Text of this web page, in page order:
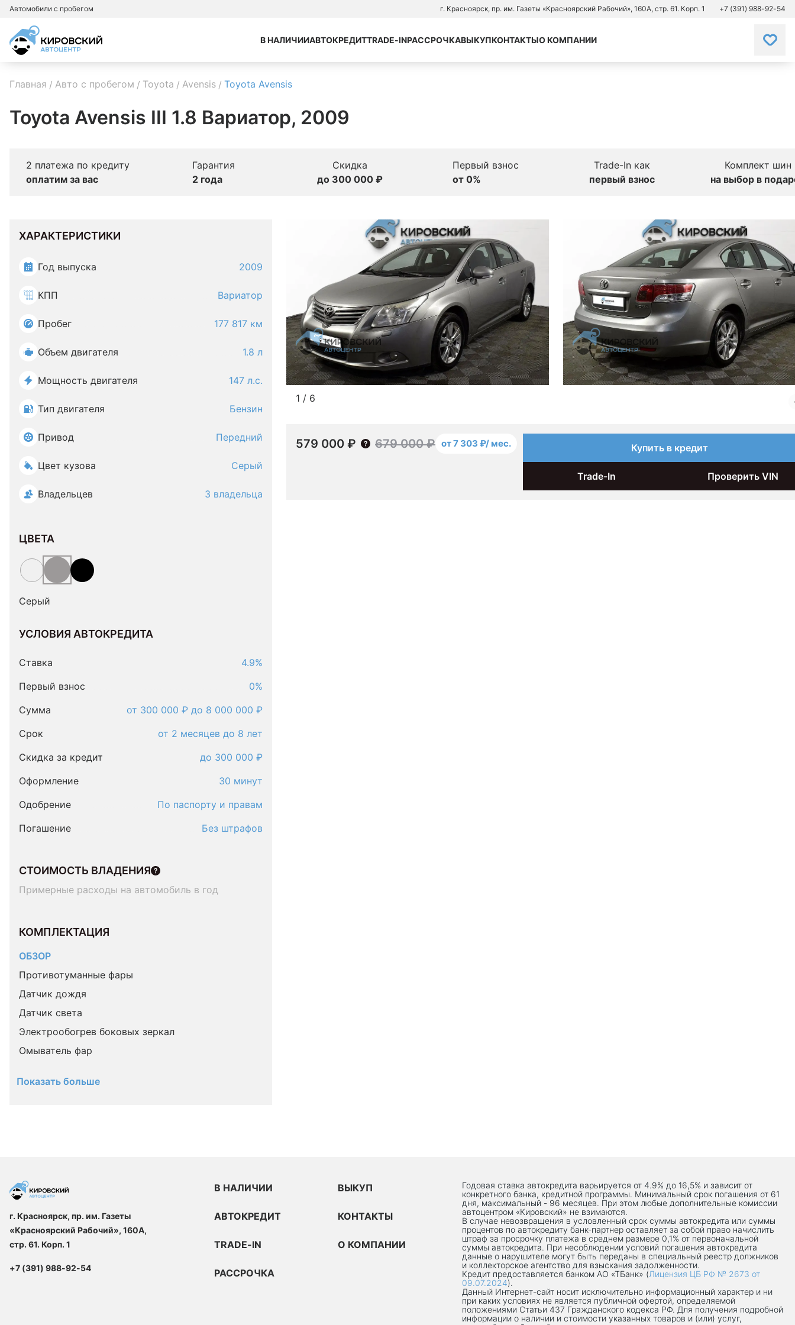
Автомобили с пробегом г. Красноярск, пр. им. Газеты «Красноярский Рабочий», 160А, стр. 61. Корп. 1 +7 (391) 988-92-54
В НАЛИЧИИАВТОКРЕДИТTRADE-INРАССРОЧКАВЫКУПКОНТАКТЫО КОМПАНИИ
Главная Авто с пробегом Toyota Avensis Toyota Avensis
Toyota Avensis III 1.8 Вариатор, 2009
2 платежа по кредиту
оплатим за вас
Гарантия
2 года
Скидка
до 300 000 ₽
Первый взнос
от 0%
Trade-In как
первый взнос
Комплект шин
на выбор в
ХАРАКТЕРИСТИКИ
Год выпуска 2009
КПП Вариатор
Пробег 177 817 км
Объем двигателя 1.8 л
Мощность двигателя 147 л.с.
Тип двигателя Бензин
Привод Передний
Цвет кузова Серый
Владельцев 3 владельца
ЦВЕТА
Серый
УСЛОВИЯ АВТОКРЕДИТА
Ставка
4.9%
Первый взнос
0%
Сумма
от 300 000 ₽ до 8 000 000 ₽
Срок
от 2 месяцев до 8 лет
Скидка за кредит
до 300 000 ₽
Оформление
30 минут
Одобрение
По паспорту и правам
Погашение
Без штрафов
СТОИМОСТЬ ВЛАДЕНИЯ
Примерные расходы на автомобиль в год
КОМПЛЕКТАЦИЯ
ОБЗОР
Противотуманные фары
Датчик дождя
Датчик света
Электрообогрев боковых зеркал
Омыватель фар
Показать больше
1 / 6
579 000 ₽ 679 000 ₽ от 7 303 ₽/ мес. Купить в кредит
Trade-In Проверить VIN
г. Красноярск, пр. им. Газеты
«Красноярский Рабочий», 160А,
стр. 61. Корп. 1
+7 (391) 988-92-54
В НАЛИЧИИ
АВТОКРЕДИТ
TRADE-IN
РАССРОЧКА
ВЫКУП
КОНТАКТЫ
О КОМПАНИИ
Годовая ставка автокредита варьируется от 4.9% до 16,5% и зависит от
конкретного банка, кредитной программы. Минимальный срок погашения от 61
дня, максимальный - 96 месяцев. При этом любые дополнительные комиссии
автоцентром «Кировский» не взимаются.
В случае невозвращения в условленный срок суммы автокредита или суммы
процентов по автокредиту банк-партнер оставляет за собой право начислить
штраф за просрочку платежа в среднем размере 0,1% от первоначальной
суммы автокредита. При несоблюдении условий погашения автокредита
данные о нарушителе могут быть переданы в специальный реестр должников
и коллекторское агентство для взыскания задолженности.
Кредит предоставляется банком АО «ТБанк» (Лицензия ЦБ РФ № 2673 от
09.07.2024).
Данный Интернет-сaйт носит исключительно информационный характер и ни
при каких условиях не является публичной офертой, определяемой
положениями Статьи 437 Гражданского кодекса РФ. Для получения подробной
информации о наличии и стоимости указанных товаров и (или) услуг,